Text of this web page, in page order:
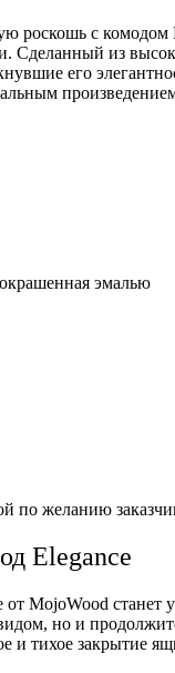
роскошь с
Сделанный из
его
эмалью
по желанию
Elegance
MojoWood
но и
и тихое закрытие